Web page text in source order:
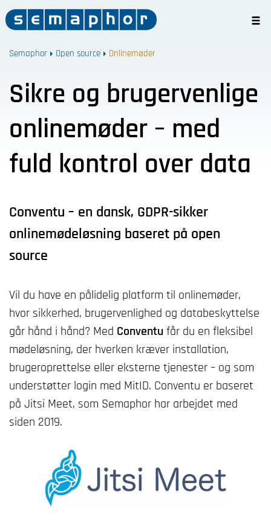
Semaphor Open source Onlinemøder
Sikre og brugervenlige
onlinemøder – med
fuld kontrol over data
Conventu – en dansk, GDPR-sikker
onlinemødeløsning baseret på open
source
Vil du have en pålidelig platform til onlinemøder,
hvor sikkerhed, brugervenlighed og databeskyttelse
går hånd i hånd? Med Conventufår du en fleksibel
mødeløsning, der hverken kræver installation,
brugeroprettelse eller eksterne tjenester – og som
understøtter login med MitID. Conventu er baseret
på Jitsi Meet, som Semaphor har arbejdet med
siden 2019.